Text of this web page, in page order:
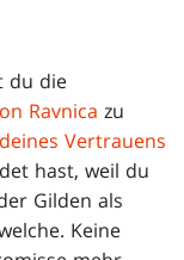
du die
Ravnica zu
Vertrauens
hast, weil du
Gilden als
Keine